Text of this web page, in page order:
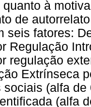
à
de
seis fatores:
Regulação
regulação
Extrínseca
sociais (alfa
(alfa